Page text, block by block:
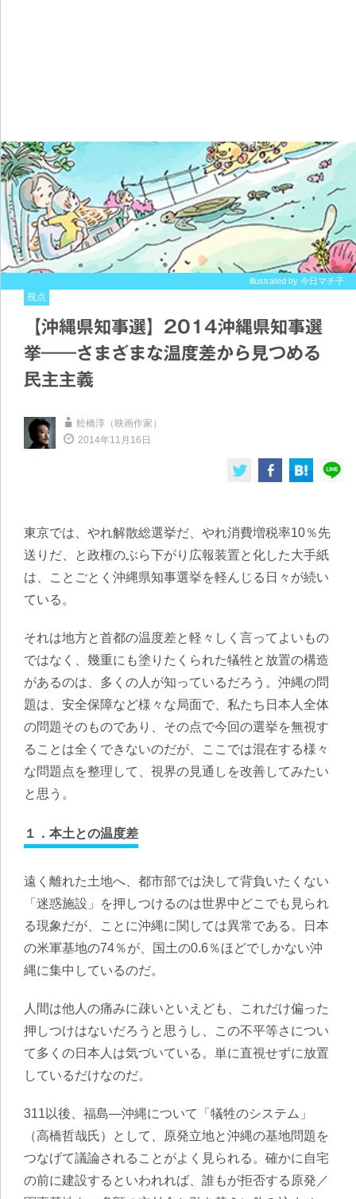
illustrated by 今日マチ子
視点
【沖縄県知事選】2014沖縄県知事選
挙――さまざまな温度差から見つめる
民主主義
舩橋淳（映画作家）
2014年11月16日
東京では、やれ解散総選挙だ、やれ消費増税率10％先
送りだ、と政権のぶら下がり広報装置と化した大手紙
は、ことごとく沖縄県知事選挙を軽んじる日々が続い
ている。
それは地方と首都の温度差と軽々しく言ってよいもの
ではなく、幾重にも塗りたくられた犠牲と放置の構造
があるのは、多くの人が知っているだろう。沖縄の問
題は、安全保障など様々な局面で、私たち日本人全体
の問題そのものであり、その点で今回の選挙を無視す
ることは全くできないのだが、ここでは混在する様々
な問題点を整理して、視界の見通しを改善してみたい
と思う。
１．本土との温度差
遠く離れた土地へ、都市部では決して背負いたくない
「迷惑施設」を押しつけるのは世界中どこでも見られ
る現象だが、ことに沖縄に関しては異常である。日本
の米軍基地の74％が、国土の0.6％ほどでしかない沖
縄に集中しているのだ。
人間は他人の痛みに疎いといえども、これだけ偏った
押しつけはないだろうと思うし、この不平等さについ
て多くの日本人は気づいている。単に直視せずに放置
しているだけなのだ。
311以後、福島—沖縄について「犠牲のシステム」
（高橋哲哉氏）として、原発立地と沖縄の基地問題を
つなげて議論されることがよく見られる。確かに自宅
の前に建設するといわれれば、誰もが拒否する原発／